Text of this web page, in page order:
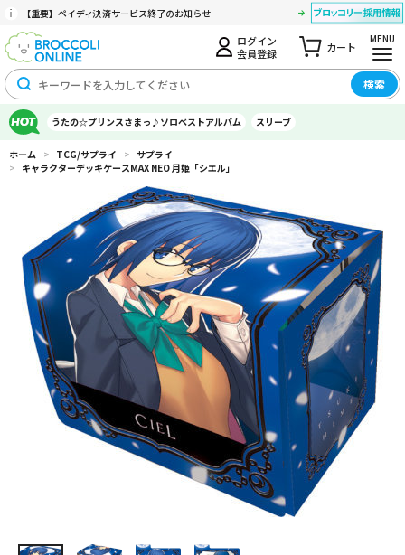
【重要】ペイディ決済サービス終了のお知らせ
ログイン
会員登録
カート
MENU
検索
うたの☆プリンスさまっ♪ソロベストアルバム スリーブ
ホーム > TCG/サプライ > サプライ
> キャラクターデッキケースMAX NEO 月姫「シエル」